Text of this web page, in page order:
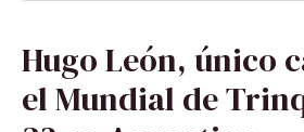
Hugo León, único
el Mundial de
HUGO
LEÓN,
ÚNICO
CANARIO
EN
EL
MUNDIAL